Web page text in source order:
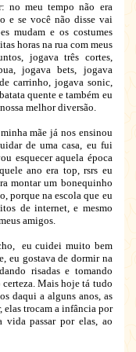
no meu tempo não era
e se você não disse vai
mudam e os costumes
horas na rua com meus
jogava três cortes,
jogava bets, jogava
carrinho, jogava sonic,
quente e também eu
melhor diversão.
mãe já nos ensinou
de uma casa, eu fui
esquecer aquela época
ano era top, rsrs eu
montar um bonequinho
porque na escola que eu
de internet, e mesmo
amigos.
eu cuidei muito bem
eu gostava de dormir na
risadas e tomando
Mais hoje tá tudo
daqui a alguns anos, as
elas trocam a infância por
vida passar por elas, ao